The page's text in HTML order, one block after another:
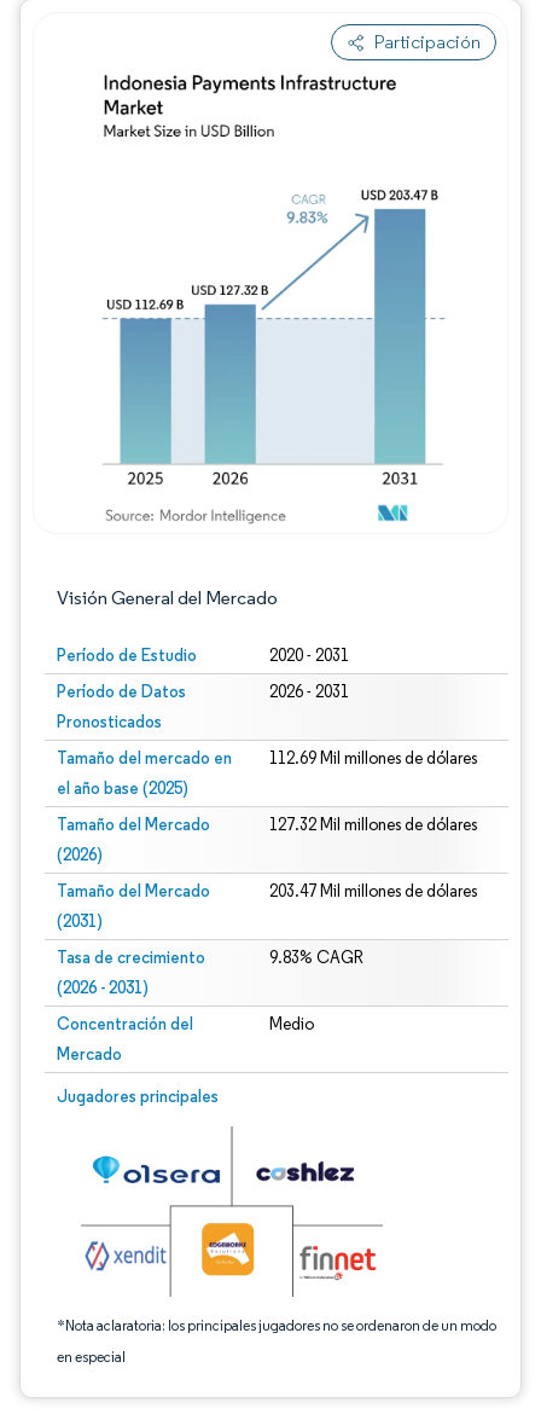
Participación
Visión General del Mercado
Período de Estudio 2020 - 2031
Período de Datos
Pronosticados
2026 - 2031
Tamaño del mercado en
el año base (2025)
112.69 Mil millones de dólares
Tamaño del Mercado
(2026)
127.32 Mil millones de dólares
Tamaño del Mercado
(2031)
203.47 Mil millones de dólares
Tasa de crecimiento
(2026 - 2031)
9.83% CAGR
Concentración del
Mercado
Medio
Jugadores principales
*Nota aclaratoria: los principales jugadores no se ordenaron de un modo
en especial
Imagen © Mordor Intelligence. El uso requiere atribución según CC BY 4.0.
Imagen © Mordor Intelligence. El uso